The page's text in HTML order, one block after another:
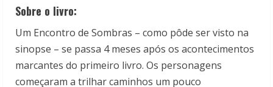
Sobre o livro:
Um Encontro de Sombras – como pôde ser visto na
sinopse – se passa 4 meses após os acontecimentos
marcantes do primeiro livro. Os personagens
começaram a trilhar caminhos um pouco